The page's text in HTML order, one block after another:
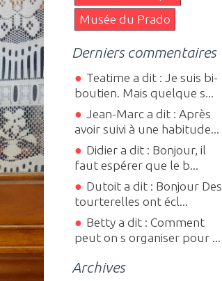
Musée du Prado
Derniers commentaires
Teatime a dit : Je suis bi-
boutien. Mais quelque s...
Jean-Marc a dit : Après
avoir suivi à une habitude...
Didier a dit : Bonjour, il
faut espérer que le b...
Dutoit a dit : Bonjour Des
tourterelles ont écl...
Betty a dit : Comment
peut on s organiser pour ...
Archives